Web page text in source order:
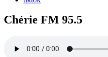
Chérie FM 95.5